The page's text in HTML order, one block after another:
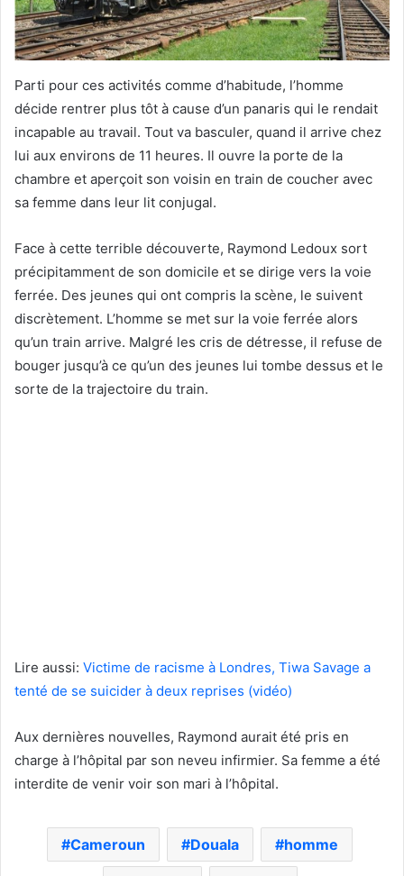
Parti pour ces activités comme d’habitude, l’homme
décide rentrer plus tôt à cause d’un panaris qui le rendait
incapable au travail. Tout va basculer, quand il arrive chez
lui aux environs de 11 heures. Il ouvre la porte de la
chambre et aperçoit son voisin en train de coucher avec
sa femme dans leur lit conjugal.
Face à cette terrible découverte, Raymond Ledoux sort
précipitamment de son domicile et se dirige vers la voie
ferrée. Des jeunes qui ont compris la scène, le suivent
discrètement. L’homme se met sur la voie ferrée alors
qu’un train arrive. Malgré les cris de détresse, il refuse de
bouger jusqu’à ce qu’un des jeunes lui tombe dessus et le
sorte de la trajectoire du train.
Lire aussi: Victime de racisme à Londres, Tiwa Savage a
tenté de se suicider à deux reprises (vidéo)
Aux dernières nouvelles, Raymond aurait été pris en
charge à l’hôpital par son neveu infirmier. Sa femme a été
interdite de venir voir son mari à l’hôpital.
Cameroun Douala homme